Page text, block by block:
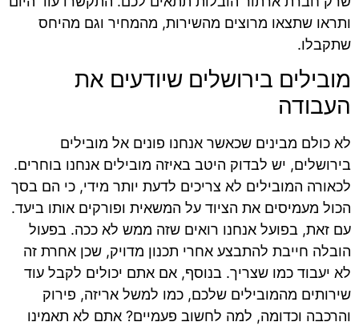
ותראו שתצאו מרוצים מהשירות, מהמחיר וגם מהיחס
שתקבלו.
מובילים בירושלים שיודעים את
העבודה
לא כולם מבינים שכאשר אנחנו פונים אל מובילים
בירושלים, יש לבדוק היטב באיזה מובילים אנחנו בוחרים.
לכאורה המובילים לא צריכים לדעת יותר מידי, כי הם בסך
הכול מעמיסים את הציוד על המשאית ופורקים אותו ביעד.
עם זאת, בפועל אנחנו רואים שזה ממש לא ככה. בפעול
הובלה חייבת להתבצע אחרי תכנון מדויק, שכן אחרת זה
לא יעבוד כמו שצריך. בנוסף, אם אתם יכולים לקבל עוד
שירותים מהמובילים שלכם, כמו למשל אריזה, פירוק
והרכבה וכדומה, למה לחשוב פעמיים? אתם לא תאמינו